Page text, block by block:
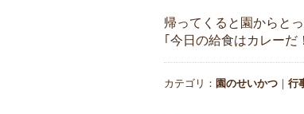
帰ってくると園からと
｢今日の給食はカレー
カテゴリ： 園のせいかつ ｜ 行